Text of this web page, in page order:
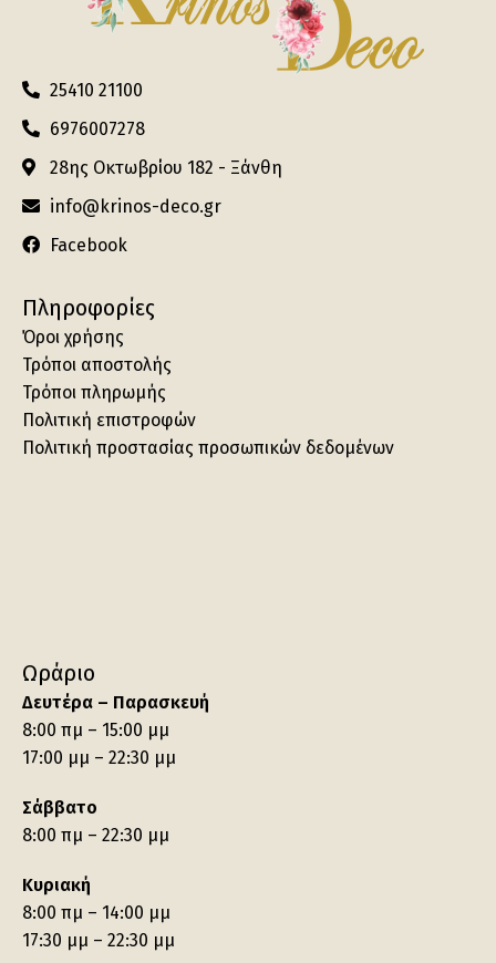
25410 21100
6976007278
28ης Οκτωβρίου 182 - Ξάνθη
info@krinos-deco.gr
Facebook
Πληροφορίες
Όροι χρήσης
Τρόποι αποστολής
Τρόποι πληρωμής
Πολιτική επιστροφών
Πολιτική προστασίας προσωπικών δεδομένων
Ωράριο
Δευτέρα – Παρασκευή
8:00 πμ – 15:00 μμ
17:00 μμ – 22:30 μμ
Σάββατο
8:00 πμ – 22:30 μμ
Κυριακή
8:00 πμ – 14:00 μμ
17:30 μμ – 22:30 μμ